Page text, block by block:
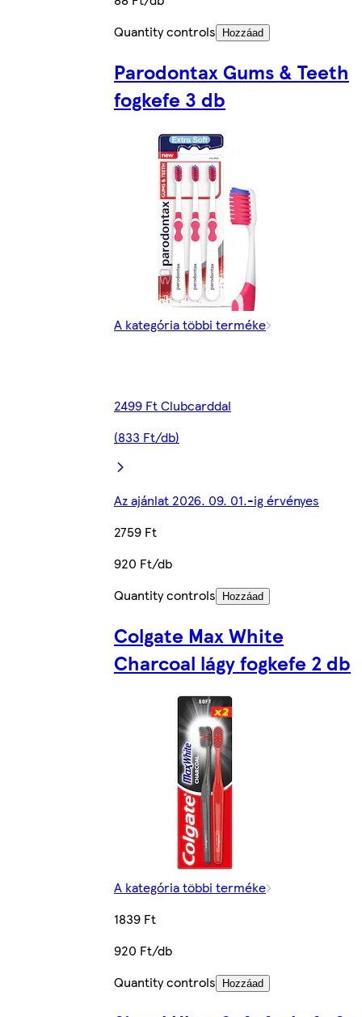
Quantity controls
Hozzáad
Parodontax Gums & Teeth
fogkefe 3 db
A kategória többi terméke
2499 Ft Clubcarddal
(833 Ft/db)
Az ajánlat 2026. 09. 01.-ig érvényes
2759 Ft
920 Ft/db
Quantity controls
Hozzáad
Colgate Max White
Charcoal lágy fogkefe 2 db
A kategória többi terméke
1839 Ft
920 Ft/db
Quantity controls
Hozzáad